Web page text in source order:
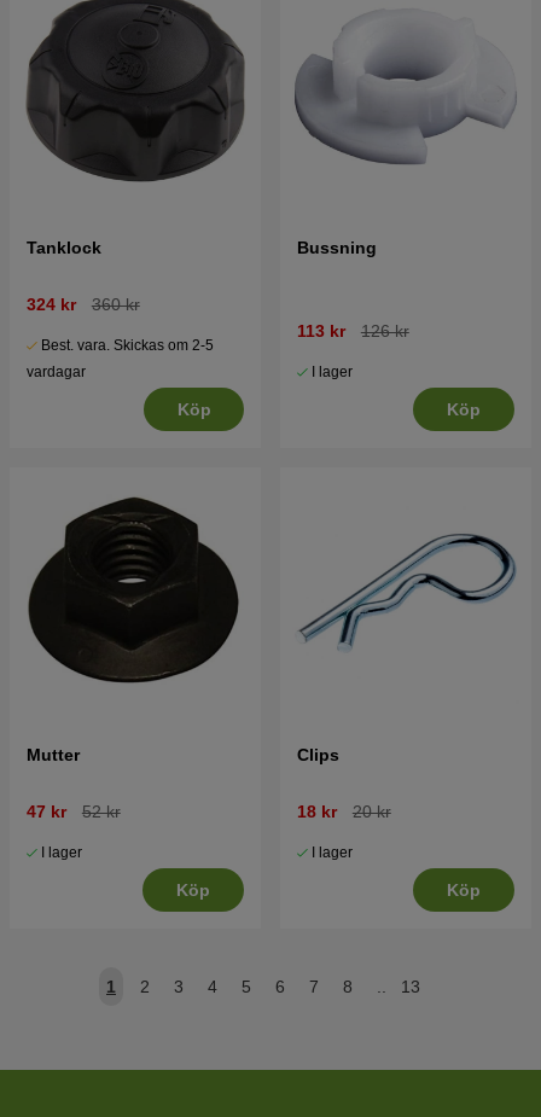
Tanklock
324 kr 360 kr
Best. vara. Skickas om 2-5
vardagar
Köp
Bussning
113 kr 126 kr
I lager
Köp
Mutter
47 kr 52 kr
I lager
Köp
Clips
18 kr 20 kr
I lager
Köp
1 2 3 4 5 6 7 8 .. 13